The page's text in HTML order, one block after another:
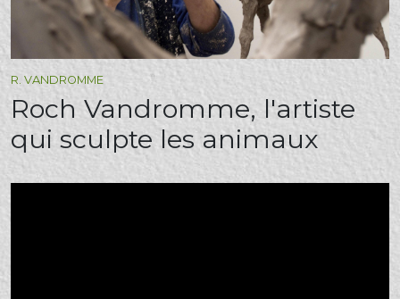
R. VANDROMME
Roch Vandromme, l'artiste
qui sculpte les animaux